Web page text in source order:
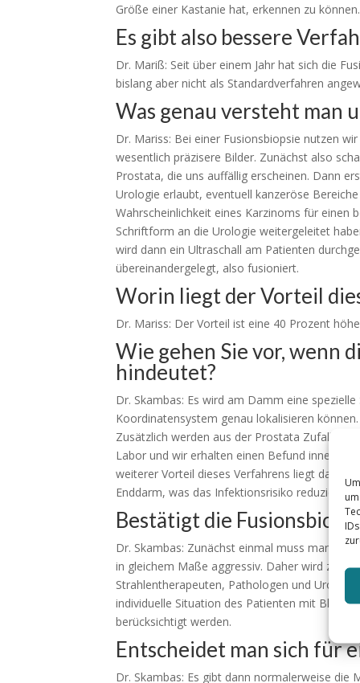
Größe einer Kastanie hat, erkennen zu können.
Es gibt also bessere
Dr. Mariß: Seit über einem Jahr hat sich die
bislang aber nicht als Standardverfahren
Was genau versteht man
Dr. Mariss: Bei einer Fusionsbiopsie nutzen
wesentlich präzisere Bilder. Zunächst also
Prostata, die uns auffällig erscheinen. Dann
Urologie erlaubt, eventuell kanzeröse
Wahrscheinlichkeit eines Karzinoms für einen
Schriftform an die Urologie weitergeleitet
wird dann ein Ultraschall am Patienten
übereinandergelegt, also fusioniert.
Worin liegt der Vorteil
Dr. Mariss: Der Vorteil ist eine 40 Prozent
Wie gehen Sie vor, wenn
hindeutet?
Dr. Skambas: Es wird am Damm eine
Koordinatensystem genau lokalisieren
Zusätzlich werden aus der Prostata
Labor und wir erhalten einen Befund
weiterer Vorteil dieses Verfahrens liegt darin,
Enddarm, was das Infektionsrisiko reduziert.
Bestätigt die
Dr. Skambas: Zunächst einmal muss man
in gleichem Maße aggressiv. Daher wird
Strahlentherapeuten, Pathologen und
individuelle Situation des Patienten mit Blick
berücksichtigt werden.
Entscheidet man sich für
Dr. Skambas: Es gibt dann normalerweise